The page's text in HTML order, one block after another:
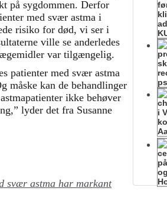
på sygdommen. Derfor
med svær astma i
risiko for død, vi ser i
ville se anderledes
var tilgængelig.
patienter med svær astma
måske kan de behandlinger
ikke behøver
lyder det fra Susanne
svær astma har markant